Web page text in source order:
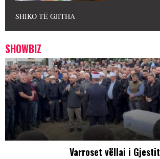
SHIKO TË GJITHA
SHOWBIZ
Varroset vëllai i Gjestit